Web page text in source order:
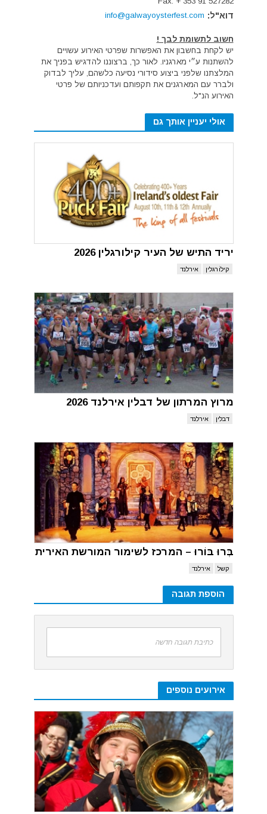
דוא"ל: info@galwayoysterfest.com
חשוב לתשומת לבך !
יש לקחת בחשבון את האפשרות שפרטי האירוע עשויים
להשתנות ע״י מארגניו. לאור כך, ברצוננו להדגיש בפניך את
המלצתנו שלפני ביצוע סידורי נסיעה כלשהם, עליך לבדוק
ולברר עם המארגנים את תקפותם ועדכניותם של פרטי
האירוע הנ"ל.
אולי יעניין אותך גם
יריד התיש של העיר קילורגלין 2026
קילוֹרגלין אירלנד
מרוץ המרתון של דבלין אירלנד 2026
דבלין אירלנד
בְּרוּ בּוֹרוּ – המרכז לשימור המורשת האירית
קשל אירלנד
הוספת תגובה
כתיבת תגובה חדשה
אירועים נוספים